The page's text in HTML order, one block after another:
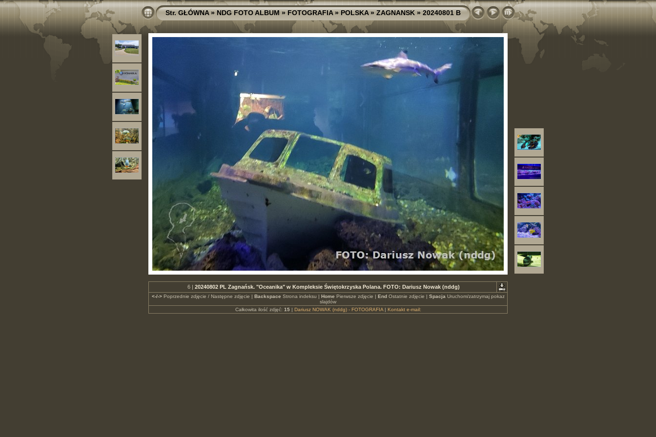
Str. GŁÓWNA»NDG FOTO ALBUM»FOTOGRAFIA»POLSKA»ZAGNANSK»20240801 B
6 | 20240802 PL Zagnańsk. "Oceanika" w Kompleksie Świętokrzyska Polana. FOTO: Dariusz Nowak (nddg)
<-/->Poprzednie zdjęcie / Następne zdjęcie | Backspace Strona indeksu | Home Pierwsze zdjęcie | EndOstatnie zdjęcie | Spacja Uruchom/zatrzymaj pokaz
slajdów
Całkowita ilość zdjęć: 15| Dariusz NOWAK (nddg) - FOTOGRAFIA| Kontakt e-mail: